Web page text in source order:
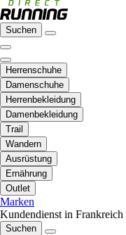
Suchen
Herrenschuhe
Damenschuhe
Herrenbekleidung
Damenbekleidung
Trail
Wandern
Ausrüstung
Ernährung
Outlet
Marken
Kundendienst in Frankreich
Suchen